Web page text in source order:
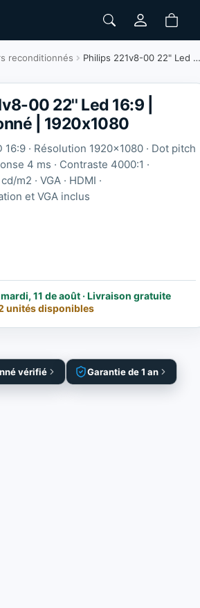
reconditionnés Philips 221v8-00 22" Led 16:9 | Reconditionné | 1920x1080
vérifié Garantie de 1 an
00 22'' Led 16:9 |
| 1920x1080
· Résolution 1920×1080 · Dot pitch
4 ms · Contraste 4000:1 ·
m2 · VGA · HDMI ·
et VGA inclus
11 de août · Livraison gratuite
unités disponibles